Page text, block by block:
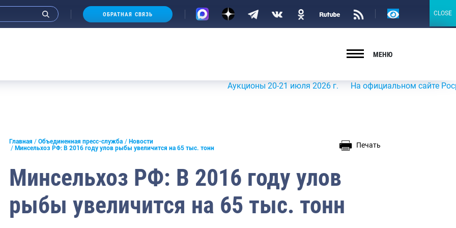
литература
ОБРАТНАЯ СВЯЗЬ
Версия
МЕНЮ
Аукционы 20-21 июля 2026 г. На официальном сайте
Главная Объединенная пресс-служба
Новости
Минсельхоз РФ: В 2016 году улов рыбы увеличится на 65 тыс. тонн
Печать
Минсельхоз РФ: В 2016 году улов
рыбы увеличится на 65 тыс. тонн
CLOSE
CLOSE